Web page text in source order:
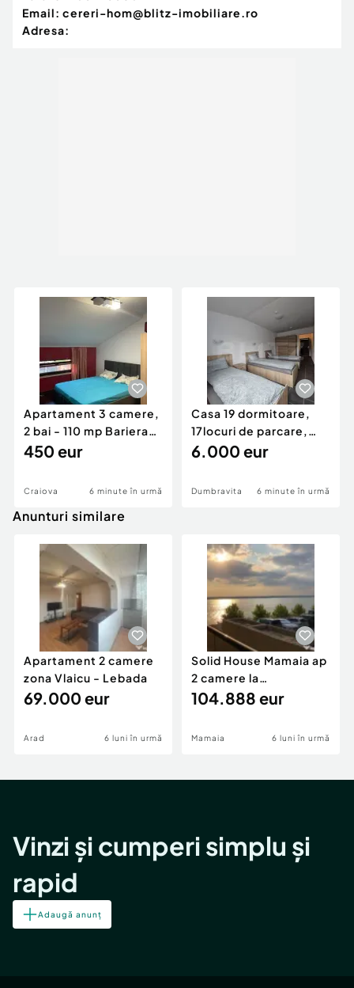
Email: cereri-hom@blitz-imobiliare.ro
Adresa:
Apartament 3 camere,
2 bai - 110 mp Bariera
Valcii
450 eur
Craiova 6 minute în urmă
Casa 19 dormitoare,
17locuri de parcare,
pretabil Firme
6.000 eur
Dumbravita 6 minute în urmă
Anunturi similare
Apartament 2 camere
zona Vlaicu - Lebada
69.000 eur
Arad 6 luni în urmă
Solid House Mamaia ap
2 camere la
cheie,langa Mega
104.888 eur
Mamaia 6 luni în urmă
Vinzi și cumperi simplu și
rapid
Adaugă anunț